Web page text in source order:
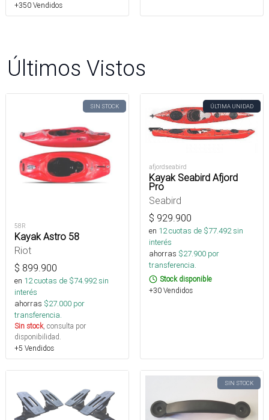
+350 Vendidos
Últimos Vistos
SIN STOCK
58R
Kayak Astro 58
Riot
$ 899.900
en 12cuotas de $74.992sin
interés
ahorras $27.000 por
transferencia.
Sin stock, consulta por
disponibilidad.
+5 Vendidos
ÚLTIMA UNIDAD
afjordseabird
Kayak Seabird Afjord
Pro
Seabird
$ 929.900
en 12cuotas de $77.492sin
interés
ahorras $27.900 por
transferencia.
Stock disponible
+30 Vendidos
SIN STOCK